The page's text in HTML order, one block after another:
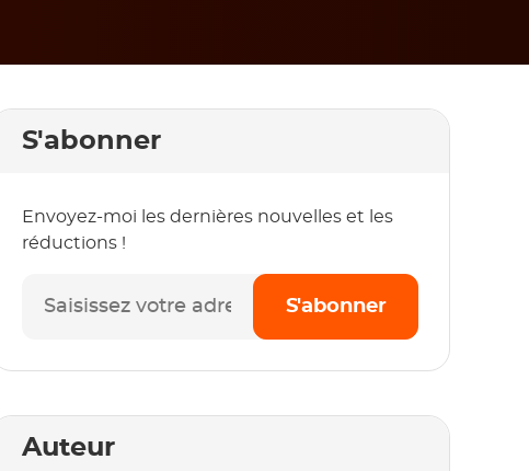
S'abonner
Envoyez-moi les dernières nouvelles et les
réductions !
S'abonner
Auteur